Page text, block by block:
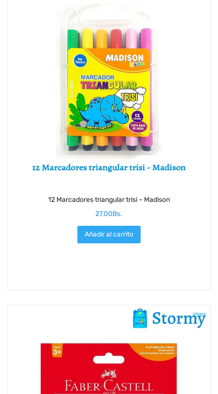
12 Marcadores triangular trisi – Madison
27,00Bs.
Añadir al carrito